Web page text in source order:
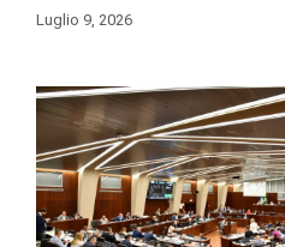
Luglio 9, 2026